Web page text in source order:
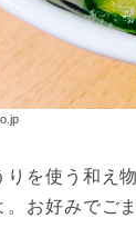
りを使う和え
お好みでご